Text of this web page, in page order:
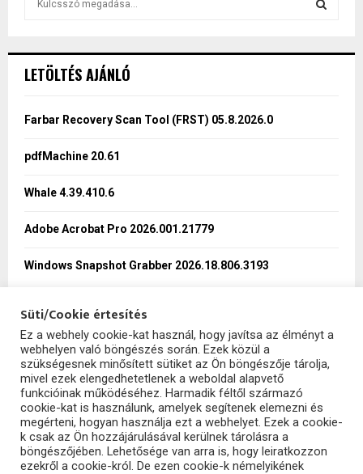
h
o
LETÖLTÉS AJÁNLÓ
Farbar Recovery Scan Tool (FRST) 05.8.2026.0
pdfMachine 20.61
Whale 4.39.410.6
Adobe Acrobat Pro 2026.001.21779
Windows Snapshot Grabber 2026.18.806.3193
SzoftHub
Süti/Cookie értesítés
Ez a webhely cookie-kat használ, hogy javítsa az élményt a
webhelyen való böngészés során. Ezek közül a
szükségesnek minősített sütiket az Ön böngészője tárolja,
mivel ezek elengedhetetlenek a weboldal alapvető
funkcióinak működéséhez. Harmadik féltől származó
cookie-kat is használunk, amelyek segítenek elemezni és
megérteni, hogyan használja ezt a webhelyet. Ezek a cookie-
k csak az Ön hozzájárulásával kerülnek tárolásra a
böngészőjében. Lehetősége van arra is, hogy leiratkozzon
ezekről a cookie-król. De ezen cookie-k némelyikének